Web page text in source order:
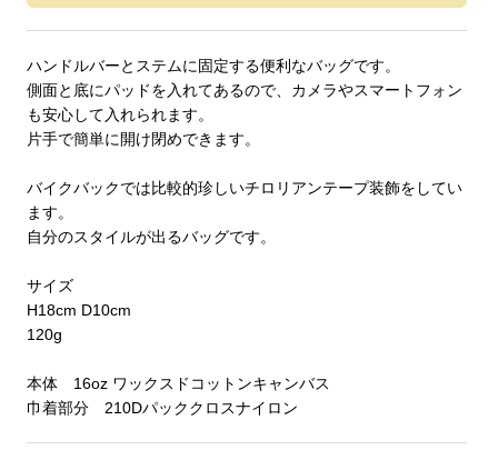
ハンドルバーとステムに固定する便利なバッグです。
側面と底にパッドを入れてあるので、カメラやスマートフォン
も安心して入れられます。
片手で簡単に開け閉めできます。
バイクバックでは比較的珍しいチロリアンテープ装飾をしてい
ます。
自分のスタイルが出るバッグです。
サイズ
H18cm D10cm
120g
本体 16oz ワックスドコットンキャンバス
巾着部分 210Dパッククロスナイロン